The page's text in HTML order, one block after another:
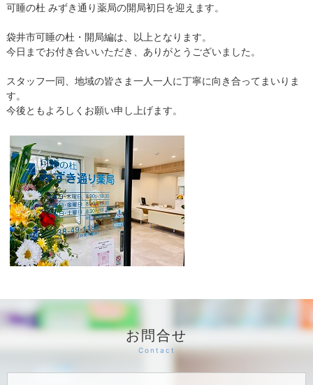
可睡の杜 みずき通り薬局の開局初日を迎えます。
袋井市可睡の杜・開局編は、以上となります。
今日までお付き合いいただき、ありがとうございました。
スタッフ一同、地域の皆さま一人一人に丁寧に向き合ってまいりま
す。
今後ともよろしくお願い申し上げます。
お問合せ